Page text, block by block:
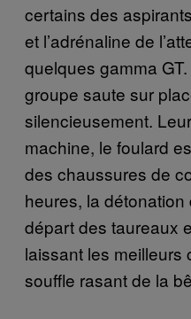
certains des
et l’adrénaline de
quelques gamma
groupe saute sur
silencieusement.
machine, le foulard
des chaussures de
heures, la
départ des taureaux
laissant les meilleurs
souffle rasant de la